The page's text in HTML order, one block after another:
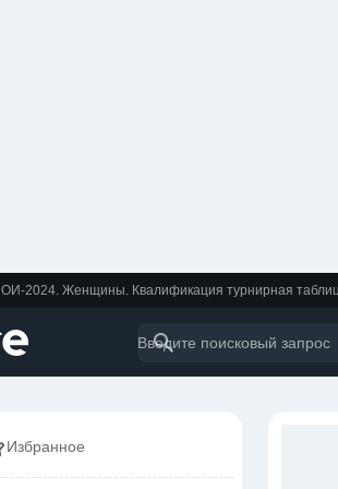
ОИ-2024. Женщины. Квалификация турнирная
Избранное